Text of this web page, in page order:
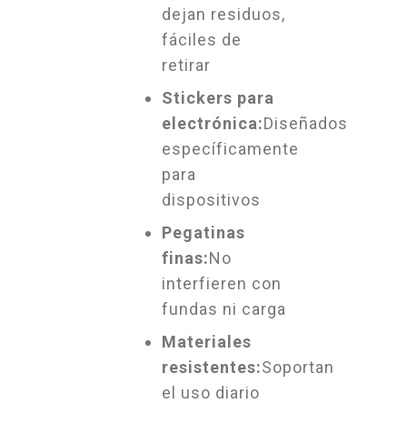
dejan residuos,
fáciles de
retirar
Stickers para
electrónica:Diseñados
específicamente
para
dispositivos
Pegatinas
finas:No
interfieren con
fundas ni carga
Materiales
resistentes:Soportan
el uso diario